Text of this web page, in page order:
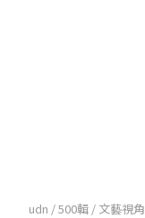
udn /500輯 / 文藝視角